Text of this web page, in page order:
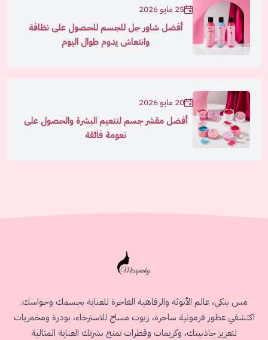
25 مايو 2026
أفضل شاور جل للجسم للحصول على نظافة
وانتعاش يدوم طوال اليوم
20 مايو 2026
أفضل مقشر جسم لتنعيم البشرة والحصول على
نعومة فائقة
مس بنكي، عالم الأنوثة والرفاهية الفاخرة للعناية بجسمك وحواسك.
اكتشفي عطور فرمونية ساحرة، زيوت مساج للاسترخاء، بودرة ومخمريات
لتعزيز جاذبيتك، وكريمات وقطرات تمنح بشرتك العناية المثالية